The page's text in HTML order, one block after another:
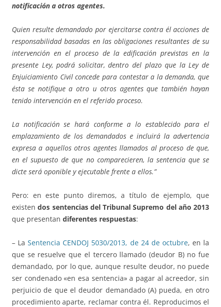
notificación a otros agentes.
Quien resulte demandado por ejercitarse contra él acciones de
responsabilidad basadas en las obligaciones resultantes de su
intervención en el proceso de la edificación previstas en la
presente Ley, podrá solicitar, dentro del plazo que la Ley de
Enjuiciamiento Civil concede para contestar a la demanda, que
ésta se notifique a otro u otros agentes que también hayan
tenido intervención en el referido proceso.
La notificación se hará conforme a lo establecido para el
emplazamiento de los demandados e incluirá la advertencia
expresa a aquellos otros agentes llamados al proceso de que,
en el supuesto de que no comparecieren, la sentencia que se
dicte será oponible y ejecutable frente a ellos.”
Pero: en este punto diremos, a título de ejemplo, que
existendos sentencias del Tribunal Supremo del año 2013
que presentan diferentes respuestas:
– LaSentencia CENDOJ 5030/2013, de 24 de octubre, en la
que se resuelve que el tercero llamado (deudor B) no fue
demandado, por lo que, aunque resulte deudor, no puede
ser condenado «en esa sentencia» a pagar al acreedor, sin
perjuicio de que el deudor demandado (A) pueda, en otro
procedimiento aparte, reclamar contra él. Reproducimos el